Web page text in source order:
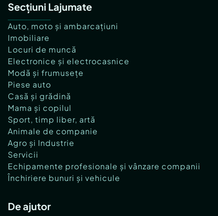
Secțiuni Lajumate
Auto, moto și ambarcațiuni
Imobiliare
Locuri de muncă
Electronice și electrocasnice
Modă și frumusețe
Piese auto
Casă și grădină
Mama și copilul
Sport, timp liber, artă
Animale de companie
Agro și Industrie
Servicii
Echipamente profesionale și vânzare companii
Închiriere bunuri și vehicule
De ajutor